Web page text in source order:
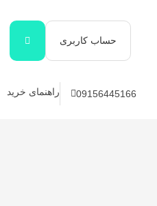
حساب کاربری
راهنمای خرید 09156445166